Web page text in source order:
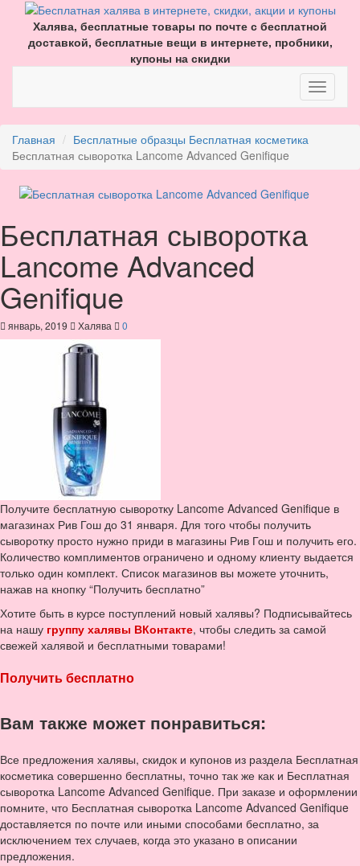
Халява, бесплатные товары по почте с бесплатной
доставкой, бесплатные вещи в интернете, пробники,
купоны на скидки
Главная Бесплатные образцы Бесплатная косметика
Бесплатная сыворотка Lancome Advanced Genifique
Бесплатная сыворотка
Lancome Advanced
Genifique
январь, 2019 Халява 0
Получите бесплатную сыворотку Lancome Advanced Genifique в
магазинах Рив Гош до 31 января. Для того чтобы получить
сыворотку просто нужно приди в магазины Рив Гош и получить его.
Количество комплиментов ограничено и одному клиенту выдается
только один комплект. Список магазинов вы можете уточнить,
нажав на кнопку “Получить бесплатно”
Хотите быть в курсе поступлений новый халявы? Подписывайтесь
на нашу группу халявы ВКонтакте, чтобы следить за самой
свежей халявой и бесплатными товарами!
Получить бесплатно
Вам также может понравиться:
Все предложения халявы, скидок и купонов из раздела Бесплатная
косметика совершенно бесплатны, точно так же как и Бесплатная
сыворотка Lancome Advanced Genifique. При заказе и оформлении
помните, что Бесплатная сыворотка Lancome Advanced Genifique
доставляется по почте или иными способами бесплатно, за
исключением тех случаев, когда это указано в описании
предложения.